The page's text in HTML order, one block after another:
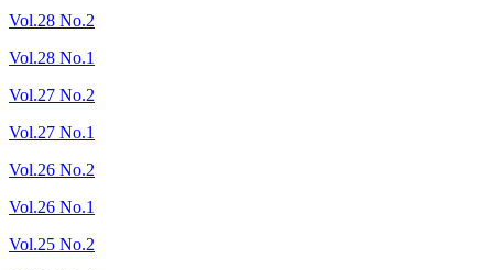
Vol.28 No.2
Vol.28 No.1
Vol.27 No.2
Vol.27 No.1
Vol.26 No.2
Vol.26 No.1
Vol.25 No.2